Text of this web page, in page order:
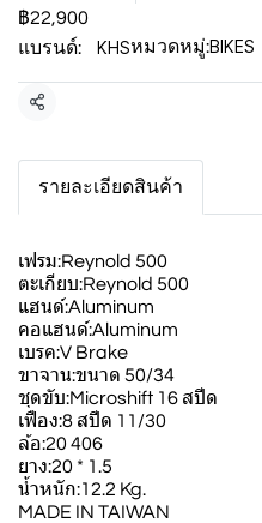
฿22,900
แบรนด์:
KHSหมวดหมู่:BIKES
แชร์
รายละเอียดสินค้า
เฟรม:Reynold 500
ตะเกียบ:Reynold 500
แฮนด์:Aluminum
คอแฮนด์:Aluminum
เบรค:V Brake
ขาจาน:ขนาด 50/34
ชุดขับ:Microshift 16 สปีด
เฟือง:8 สปีด 11/30
ล้อ:20 406
ยาง:20 * 1.5
น้ำหนัก:12.2 Kg.
MADE IN TAIWAN